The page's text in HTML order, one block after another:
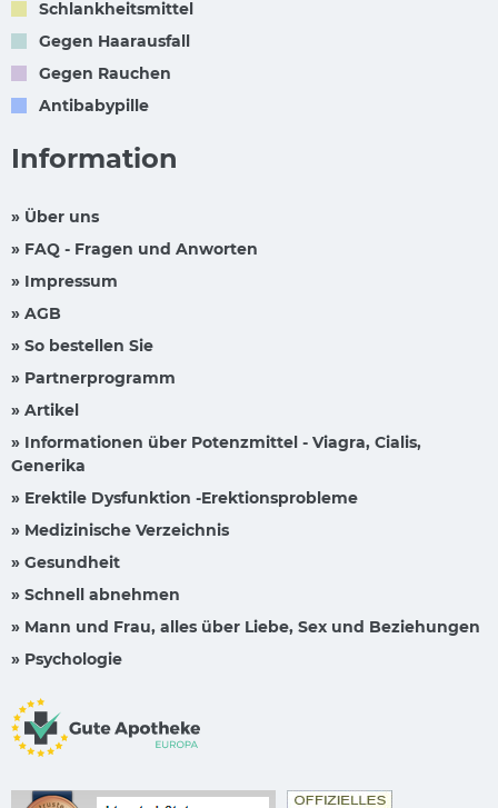
Schlankheitsmittel
Gegen Haarausfall
Gegen Rauchen
Antibabypille
Information
» Über uns
» FAQ - Fragen und Anworten
» Impressum
» AGB
» So bestellen Sie
» Partnerprogramm
» Artikel
» Informationen über Potenzmittel - Viagra, Cialis,
Generika
» Erektile Dysfunktion -Erektionsprobleme
» Medizinische Verzeichnis
» Gesundheit
» Schnell abnehmen
» Mann und Frau, alles über Liebe, Sex und Beziehungen
» Psychologie